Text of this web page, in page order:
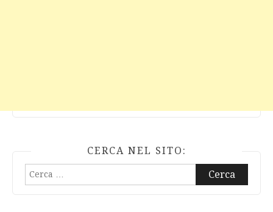
CERCA NEL SITO:
Ricerca